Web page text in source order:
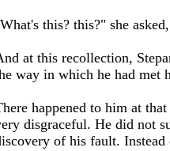
this? this?" she
at this recollection,
way in which he had met
happened to him at
disgraceful. He did not
of his fault.